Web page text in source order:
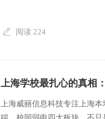
阅读 224
上海学校最扎心的真相
上海威丽信息科技专注上海